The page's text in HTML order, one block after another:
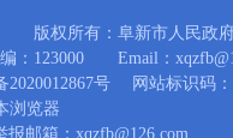
版权所有：阜新市人民政
：123000 Email：
2020012867号 网站标识码：
浏览器
邮箱：xqzfb@126.com